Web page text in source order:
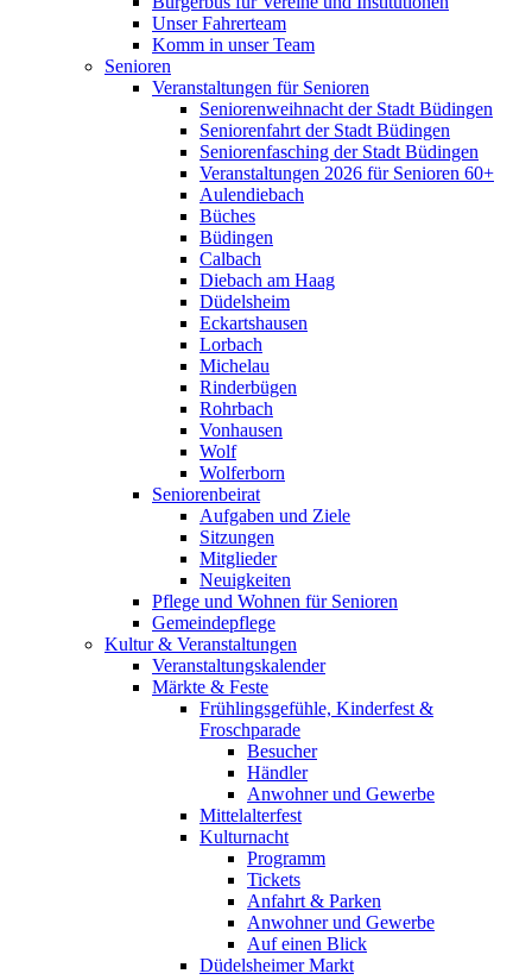
Unser Fahrerteam
Komm in unser Team
Senioren
Veranstaltungen für Senioren
Seniorenweihnacht der Stadt Büdingen
Seniorenfahrt der Stadt Büdingen
Seniorenfasching der Stadt Büdingen
Veranstaltungen 2026 für Senioren 60+
Aulendiebach
Büches
Büdingen
Calbach
Diebach am Haag
Düdelsheim
Eckartshausen
Lorbach
Michelau
Rinderbügen
Rohrbach
Vonhausen
Wolf
Wolferborn
Seniorenbeirat
Aufgaben und Ziele
Sitzungen
Mitglieder
Neuigkeiten
Pflege und Wohnen für Senioren
Gemeindepflege
Kultur & Veranstaltungen
Veranstaltungskalender
Märkte & Feste
Frühlingsgefühle, Kinderfest &
Froschparade
Besucher
Händler
Anwohner und Gewerbe
Mittelalterfest
Kulturnacht
Programm
Tickets
Anfahrt & Parken
Anwohner und Gewerbe
Auf einen Blick
Düdelsheimer Markt